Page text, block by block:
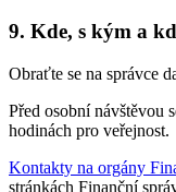
9. Kde, s kým a
Obraťte se na správce
Před osobní návštěvou
hodinách pro veřejnost.
Kontakty na orgány
stránkách Finanční